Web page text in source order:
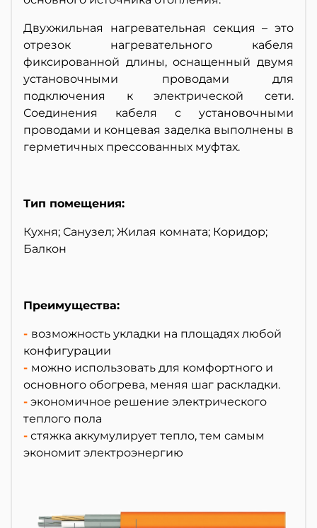
Двухжильная нагревательная секция – это
отрезок нагревательного кабеля
фиксированной длины, оснащенный двумя
установочными проводами для
подключения к электрической сети.
Соединения кабеля с установочными
проводами и концевая заделка выполнены в
герметичных прессованных муфтах.
Тип помещения:
Кухня; Санузел; Жилая комната; Коридор;
Балкон
Преимущества:
- возможность укладки на площадях любой
конфигурации
- можно использовать для комфортного и
основного обогрева, меняя шаг раскладки.
- экономичное решение электрического
теплого пола
- стяжка аккумулирует тепло, тем самым
экономит электроэнергию